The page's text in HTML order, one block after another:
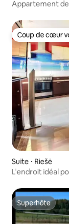
Appartement de
Coup de cœur
Coup de cœur
Suite ⋅ Riešė
L'endroit idéal
Superhôte
Superhôte